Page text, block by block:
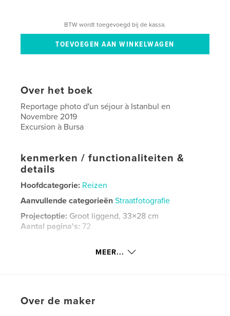
BTW wordt toegevoegd bij de kassa.
Over het boek
Reportage photo d'un séjour à Istanbul en
Novembre 2019
Excursion à Bursa
kenmerken / functionaliteiten &
details
Hoofdcategorie: Reizen
Aanvullende categorieën Straatfotografie
Projectoptie: Groot liggend, 33×28 cm
Aantal pagina's:72
MEER...
Over de maker